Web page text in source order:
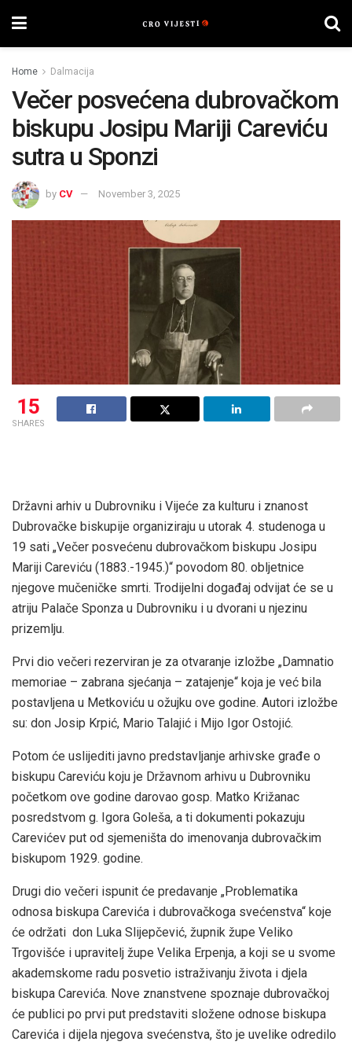
Home Dalmacija
Večer posvećena dubrovačkom
biskupu Josipu Mariji Careviću
sutra u Sponzi
by CV November 3, 2025
15
SHARES
Državni arhiv u Dubrovniku i Vijeće za kulturu i znanost
Dubrovačke biskupije organiziraju u utorak 4. studenoga u
19 sati „Večer posvećenu dubrovačkom biskupu Josipu
Mariji Careviću (1883.-1945.)“ povodom 80. obljetnice
njegove mučeničke smrti. Trodijelni događaj odvijat će se u
atriju Palače Sponza u Dubrovniku i u dvorani u njezinu
prizemlju.
Prvi dio večeri rezerviran je za otvaranje izložbe „Damnatio
memoriae – zabrana sjećanja – zatajenje“ koja je već bila
postavljena u Metkoviću u ožujku ove godine. Autori izložbe
su: don Josip Krpić, Mario Talajić i Mijo Igor Ostojić.
Potom će uslijediti javno predstavljanje arhivske građe o
biskupu Careviću koju je Državnom arhivu u Dubrovniku
početkom ove godine darovao gosp. Matko Križanac
posredstvom g. Igora Goleša, a ti dokumenti pokazuju
Carevićev put od sjemeništa do imenovanja dubrovačkim
biskupom 1929. godine.
Drugi dio večeri ispunit će predavanje „Problematika
odnosa biskupa Carevića i dubrovačkoga svećenstva“ koje
će održati don Luka Slijepčević, župnik župe Veliko
Trgovišće i upravitelj župe Velika Erpenja, a koji se u svome
akademskome radu posvetio istraživanju života i djela
biskupa Carevića. Nove znanstvene spoznaje dubrovačkoj
će publici po prvi put predstaviti složene odnose biskupa
Carevića i dijela njegova svećenstva, što je uvelike odredilo